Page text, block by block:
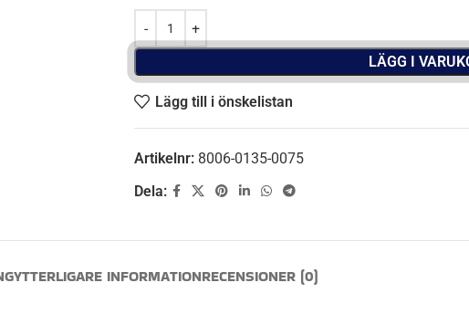
LÄGG I
Lägg till i önskelistan
Artikelnr: 8006-0135-0075
Dela:
YTTERLIGARE INFORMATIONRECENSIONER (0)